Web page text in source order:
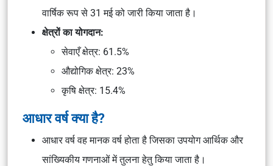
वार्षिक रूप से 31 मई को जारी किया जाता है।
क्षेत्रों का योगदान:
सेवाएँ क्षेत्र: 61.5%
औद्योगिक क्षेत्र: 23%
कृषि क्षेत्र: 15.4%
आधार वर्ष क्या है?
आधार वर्ष वह मानक वर्ष होता है जिसका उपयोग आर्थिक और
सांख्यिकीय गणनाओं में तुलना हेतु किया जाता है।